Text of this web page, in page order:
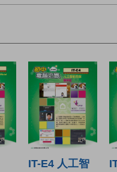
IT-E4 人工智